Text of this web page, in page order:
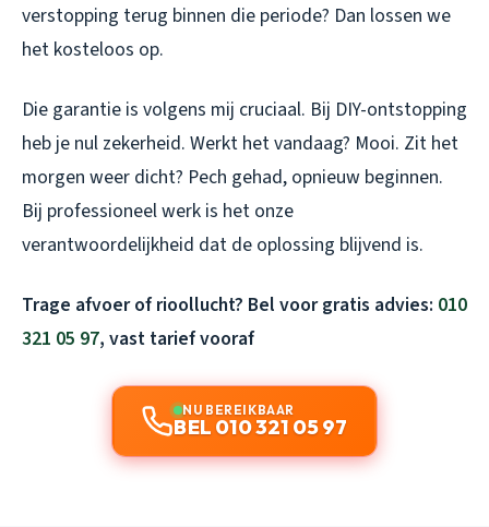
verstopping terug binnen die periode? Dan lossen we
het kosteloos op.
Die garantie is volgens mij cruciaal. Bij DIY-ontstopping
heb je nul zekerheid. Werkt het vandaag? Mooi. Zit het
morgen weer dicht? Pech gehad, opnieuw beginnen.
Bij professioneel werk is het onze
verantwoordelijkheid dat de oplossing blijvend is.
Trage afvoer of rioollucht? Bel voor gratis advies: 010
321 05 97, vast tarief vooraf
NU BEREIKBAAR
BEL 010 321 05 97